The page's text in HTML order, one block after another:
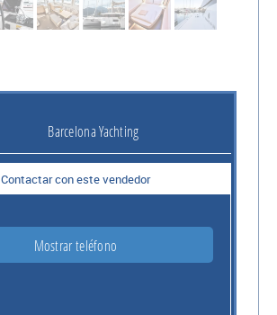
Barcelona Yachting
Contactar con este vendedor
Mostrar teléfono